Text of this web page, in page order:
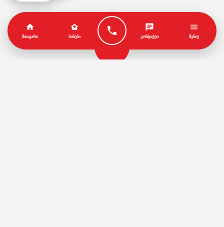
ᲛᲗᲐᲕᲐᲠᲘ ᲑᲘᲜᲔᲑᲘ ᲙᲝᲜᲢᲐᲥᲢᲘ ᲛᲔᲜᲘᲣ